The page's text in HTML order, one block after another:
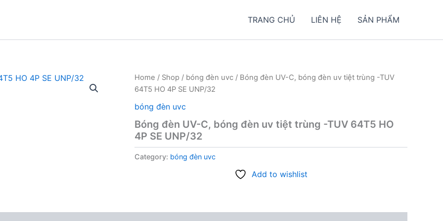
TRANG CHỦ LIÊN HỆ SẢN PHẨM
Home / Shop / bóng đèn uvc / Bóng đèn UV-C, bóng đèn uv tiệt trùng -TUV
64T5 HO 4P SE UNP/32
bóng đèn uvc
Bóng đèn UV-C, bóng đèn uv tiệt trùng -TUV 64T5 HO
4P SE UNP/32
Category: bóng đèn uvc
Add to wishlist